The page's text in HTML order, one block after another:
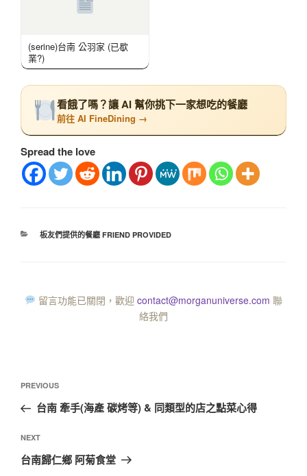
(serine)台南 公羽家 (已歇
業?)
看餓了嗎？讓 AI 幫你挑下一家想吃的餐廳
前往 AI FineDining →
Spread the love
板友們提供的餐廳 FRIEND PROVIDED
留言功能已關閉，歡迎 contact@morganuniverse.com 聯
絡我們
PREVIOUS
台南 牽手(海產 碳烤等) & 同類型的店之點菜心得
NEXT
台南歸仁鄉 阿菊食堂